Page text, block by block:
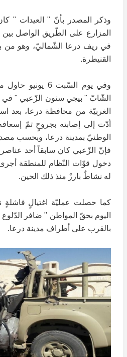
وذكر المصدر بأنّ " العيدات "
المزارع على الطّريق الواصل بين
في ريف درعا الشّماليّ، وهو من
القنيطرة.
وفي يوم السّبت 6
الشّابّ " بيجي سنون الزّعبي "
الغربيّة من محافظة درعا، بعد
أدّت إلى إصابته بجروحٍ تمّ
الوطنيّ بمدينة درعا، وبحسب
فإنّ الزّعبي كان سابقاً أحد
دخول قوّات النّظام للمنطقة أجرى
له نشاطٌ بارزٌ منذ ذلك الحين.
كما حصلت عمليّة اغتيالٍ
اليوم بحقّ المواطن " ضافر
بالقرب على أطراف مدينة درعا.